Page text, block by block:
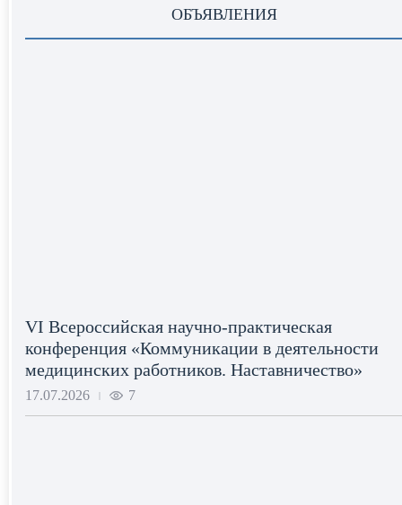
ОБЪЯВЛЕНИЯ
VI Всероссийская научно-практическая
конференция «Коммуникации в деятельности
медицинских работников. Наставничество»
17.07.2026 | 7